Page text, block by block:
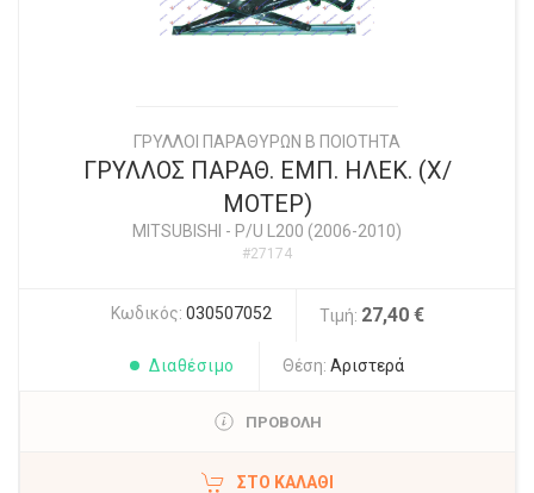
ΓΡΥΛΛΟΙ ΠΑΡΑΘΥΡΩΝ Β ΠΟΙΟΤΗΤΑ
ΓΡΥΛΛΟΣ ΠΑΡΑΘ. ΕΜΠ. ΗΛΕΚ. (Χ/
ΜΟΤΕΡ)
MITSUBISHI - P/U L200 (2006-2010)
#27174
Κωδικός: 030507052 Τιμή: 27,40 €
Διαθέσιμο Θέση: Αριστερά
ΠΡΟΒΟΛΗ
ΣΤΟ ΚΑΛΆΘΙ